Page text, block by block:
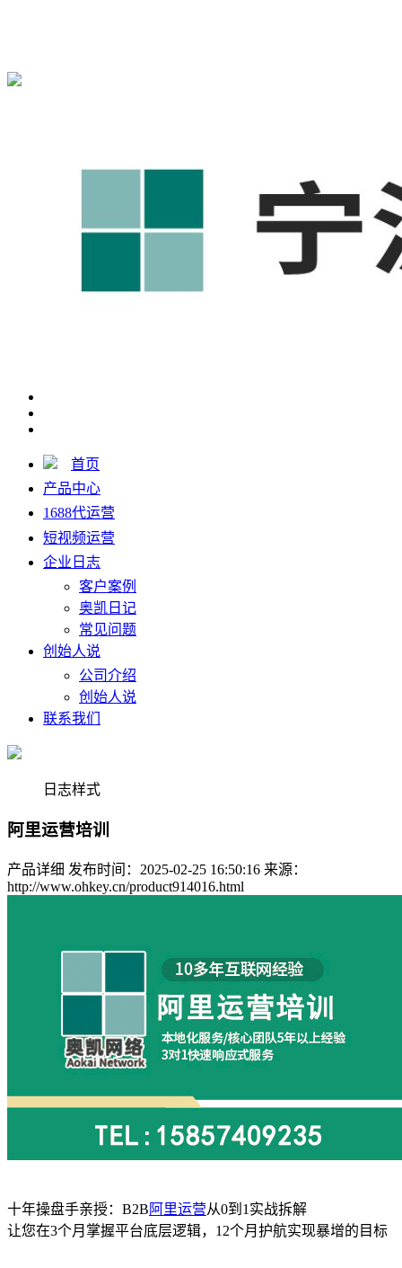
首页
产品中心
1688代运营
短视频运营
企业日志
客户案例
奥凯日记
常见问题
创始人说
公司介绍
创始人说
联系我们
日志样式
阿里运营培训
产品详细 发布时间：2025-02-25 16:50:16 来源：
http://www.ohkey.cn/product914016.html
十年操盘手亲授：B2B 阿里运营从0到1实战拆解
让您在3个月掌握平台底层逻辑，12个月护航实现暴增的目标